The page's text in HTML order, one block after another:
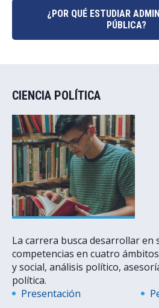
¿POR QUÉ ESTUDIAR
PÚBLICA?
CIENCIA POLÍTICA
La carrera busca desarrollar en
competencias en cuatro
y social, análisis político,
política.
Presentación